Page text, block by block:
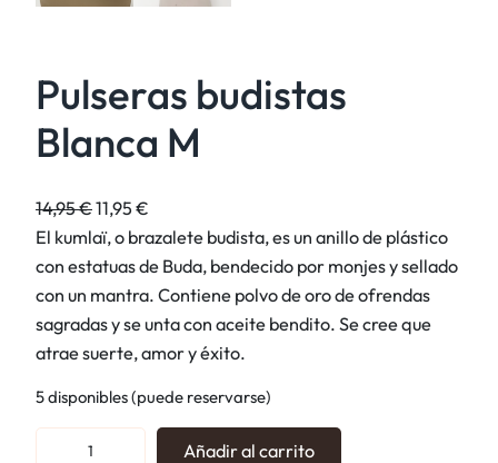
Pulseras budistas
Blanca M
14,95€E
l
p
r
e
c
o
11,95€
l
p
r
e
c
o
a
El kumlaï, o brazalete budista, es un anillo de plástico
con estatuas de Buda, bendecido por monjes y sellado
con un mantra. Contiene polvo de oro de ofrendas
sagradas y se unta con aceite bendito. Se cree que
atrae suerte, amor y éxito.
5 disponibles (puede reservarse)
Añadir al carrito